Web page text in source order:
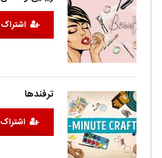
اشتراک
ترفندها
اشتراک